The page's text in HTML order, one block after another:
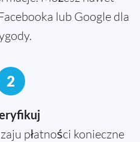
lub Google dla
2
płatności konieczne